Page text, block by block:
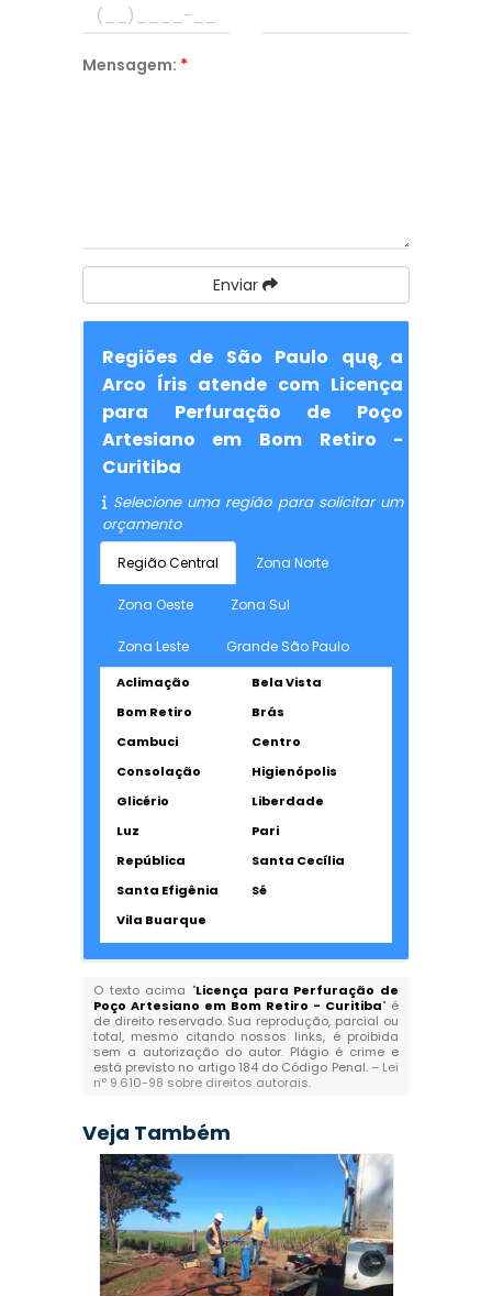
Mensagem: *
Enviar
Regiões de São Paulo que a
Arco Íris atende com Licença
para Perfuração de Poço
Artesiano em Bom Retiro -
Curitiba
Selecione uma região para solicitar um
orçamento
Região Central Zona Norte
Zona Oeste Zona Sul
Zona Leste Grande São Paulo
Aclimação
Bela Vista
Bom Retiro
Brás
Cambuci
Centro
Consolação
Higienópolis
Glicério
Liberdade
Luz
Pari
República
Santa Cecília
Santa Efigênia
Sé
Vila Buarque
O texto acima "Licença para Perfuração de
Poço Artesiano em Bom Retiro - Curitiba" é
de direito reservado. Sua reprodução, parcial ou
total, mesmo citando nossos links, é proibida
sem a autorização do autor. Plágio é crime e
está previsto no artigo 184 do Código Penal. – Lei
n° 9.610-98 sobre direitos autorais.
Veja Também